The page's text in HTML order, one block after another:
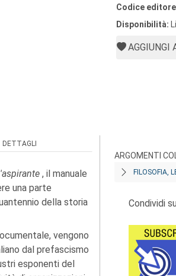
Codice
Disponibilità:
AGGIUNGI
DETTAGLI
, il manuale
una parte
della storia
vengono
dal prefascismo
esponenti del
ARGOMENTI
FILOSOFIA,
Condividi